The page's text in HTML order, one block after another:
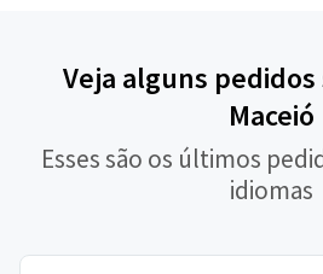
Veja alguns
Maceió
Esses são os últimos
idiomas